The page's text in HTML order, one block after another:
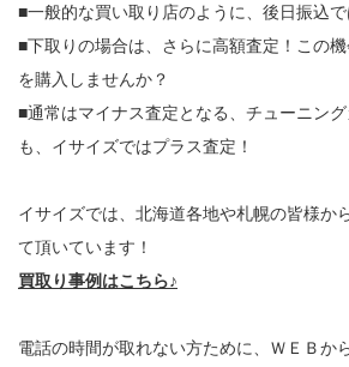
■一般的な買い取り店のように、後日振込で
■下取りの場合は、さらに高額査定！この
を購入しませんか？
■通常はマイナス査定となる、チューニン
も、イサイズではプラス査定！
イサイズでは、北海道各地や札幌の皆様か
て頂いています！
買取り事例はこちら♪
電話の時間が取れない方ために、ＷＥＢか